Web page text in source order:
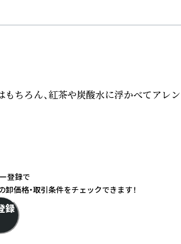
ろん、紅茶や炭酸水に浮かべてアレ
登録で
卸価格・取引条件をチェックできます！
録